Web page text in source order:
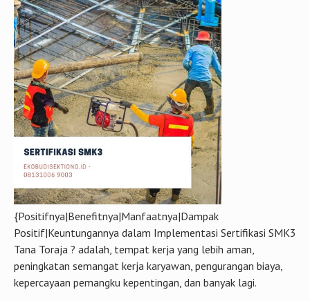
{Positifnya|Benefitnya|Manfaatnya|Dampak
Positif|Keuntungannya dalam Implementasi Sertifikasi SMK3
Tana Toraja ? adalah, tempat kerja yang lebih aman,
peningkatan semangat kerja karyawan, pengurangan biaya,
kepercayaan pemangku kepentingan, dan banyak lagi.